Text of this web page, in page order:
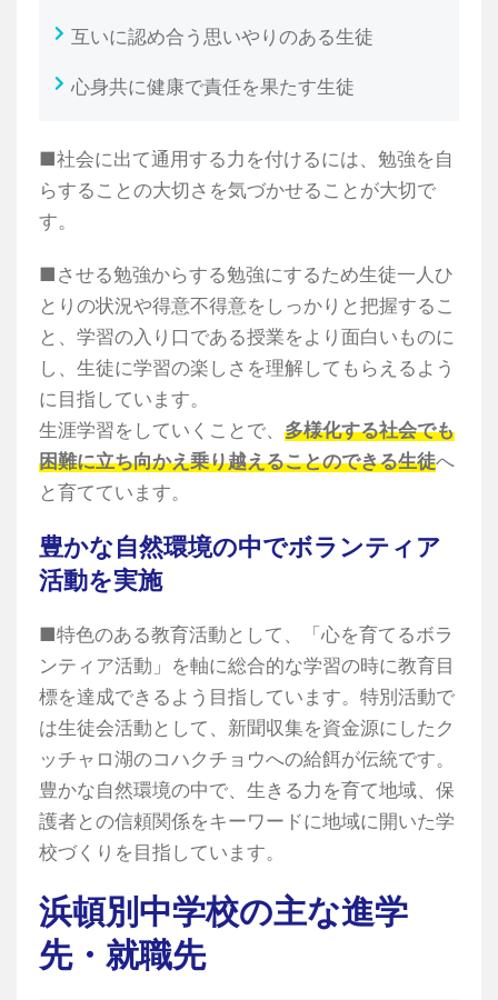
互いに認め合う思いやりのある生徒
心身共に健康で責任を果たす生徒
■社会に出て通用する力を付けるには、勉強を自
らすることの大切さを気づかせることが大切で
す。
■させる勉強からする勉強にするため生徒一人ひ
とりの状況や得意不得意をしっかりと把握するこ
と、学習の入り口である授業をより面白いものに
し、生徒に学習の楽しさを理解してもらえるよう
に目指しています。
生涯学習をしていくことで、 多様化する社会でも
困難に立ち向かえ乗り越えることのできる生徒へ
と育てています。
豊かな自然環境の中でボランティア
活動を実施
■特色のある教育活動として、「心を育てるボラ
ンティア活動」を軸に総合的な学習の時に教育目
標を達成できるよう目指しています。特別活動で
は生徒会活動として、新聞収集を資金源にしたク
ッチャロ湖のコハクチョウへの給餌が伝統です。
豊かな自然環境の中で、生きる力を育て地域、保
護者との信頼関係をキーワードに地域に開いた学
校づくりを目指しています。
浜頓別中学校の主な進学
先・就職先